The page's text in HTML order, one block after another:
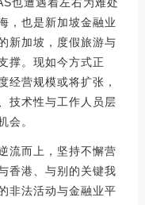
，也是新加坡金融业
新加坡，度假旅游与
撑。现如今方式正
经营规模或将扩张，
技术性与工作人员层
会。
流而上，坚持不懈营
香港、与别的关键我
非法活动与金融业平